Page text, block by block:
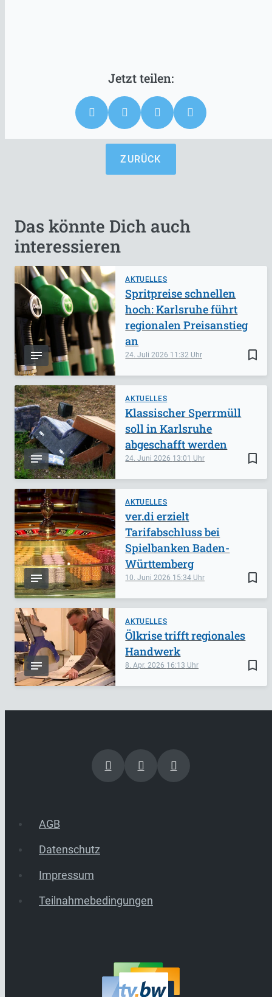
ZURÜCK
Das könnte Dich auch
interessieren
AKTUELLES
bookmark_border
24. Juli 2026 11:32
Spritpreise schnellen
hoch: Karlsruhe führt
regionalen Preisanstieg
an
AKTUELLES
bookmark_border
24. Juni 2026 13:01
Klassischer Sperrmüll
soll in Karlsruhe
abgeschafft werden
AKTUELLES
bookmark_border
10. Juni 2026 15:34
ver.di erzielt
Tarifabschluss bei
Spielbanken Baden-
Württemberg
AKTUELLES
bookmark_border
8. Apr. 2026 16:13
Ölkrise trifft regionales
Handwerk
AGB
Datenschutz
Impressum
Teilnahmebedingungen